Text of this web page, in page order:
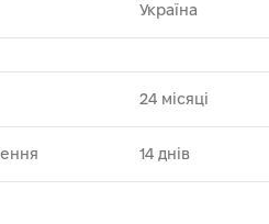
Україна
24 місяці
14 днів